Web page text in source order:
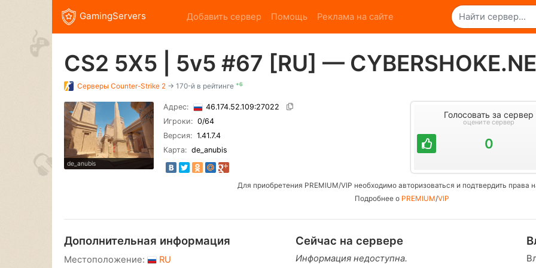
GamingServers Добавить сервер Помощь Реклама на сайте
CS2 5X5 | 5v5 #67 [RU] —
Серверы Counter-Strike 2 → 170-й в рейтинге +6
de_anubis
Адрес:
46.174.52.109:27022
Игроки: 0/64
Версия: 1.41.7.4
Карта: de_anubis
Голосовать за сервер
оцените сервер
0
Для приобретения PREMIUM/VIP необходимо авторизоваться и подтвердить права
Подробнее о PREMIUM/VIP
Дополнительная информация
Местоположение: RU
Сейчас на сервере
Информация недоступна.